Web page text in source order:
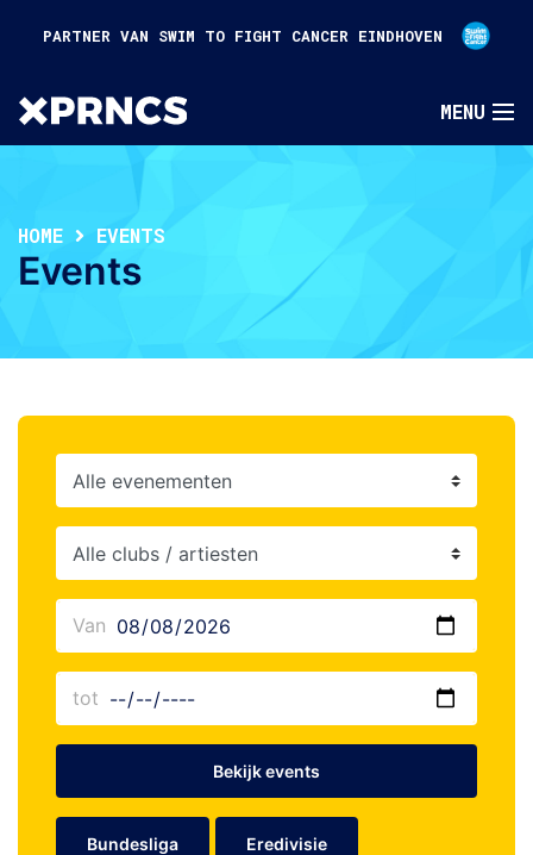
PARTNER VAN SWIM TO FIGHT CANCER EINDHOVEN
HOME EVENTS
Events
Bekijk events
Bundesliga Eredivisie